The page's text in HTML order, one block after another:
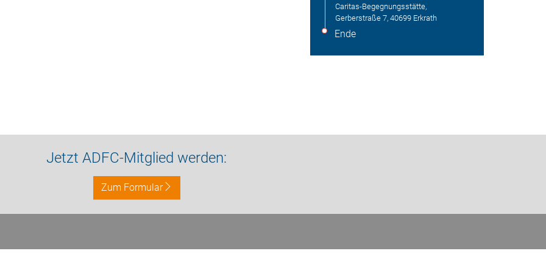
Caritas-Begegnungsstätte,
Gerberstraße 7, 40699 Erkrath
Ende
Jetzt ADFC-Mitglied werden:
Zum Formular